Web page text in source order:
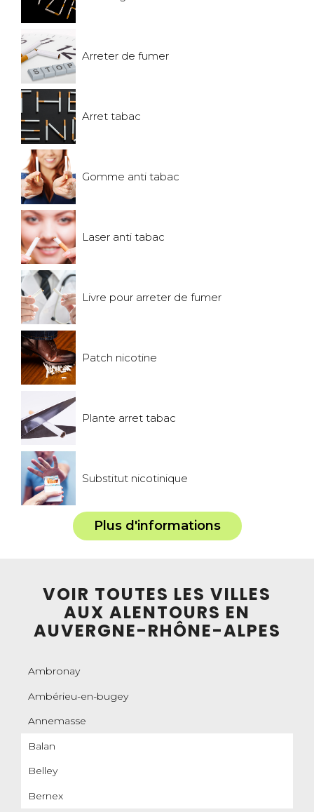
Arreter de fumer
Arret tabac
Gomme anti tabac
Laser anti tabac
Livre pour arreter de fumer
Patch nicotine
Plante arret tabac
Substitut nicotinique
Plus d'informations
VOIR TOUTES LES VILLES
AUX ALENTOURS EN
AUVERGNE-RHÔNE-ALPES
Ambronay
Ambérieu-en-bugey
Annemasse
Balan
Belley
Bernex